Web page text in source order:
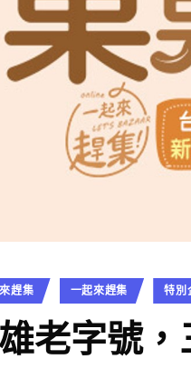
趕集 一起來趕集 特別
老字號